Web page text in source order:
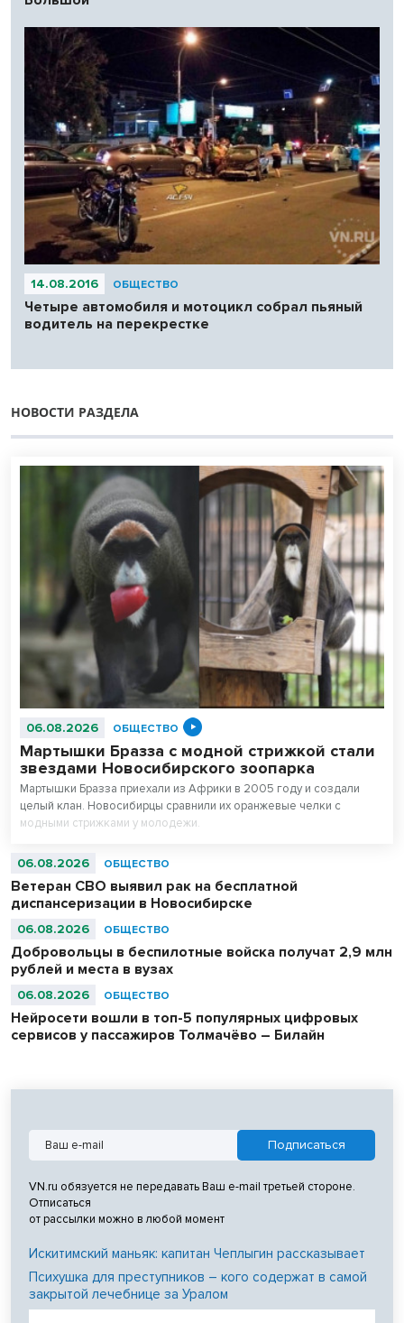
14.08.2016 ОБЩЕСТВО
Четыре автомобиля и мотоцикл собрал пьяный
водитель на перекрестке
НОВОСТИ РАЗДЕЛА
06.08.2026 ОБЩЕСТВО
Мартышки Бразза с модной стрижкой стали
звездами Новосибирского зоопарка
Мартышки Бразза приехали из Африки в 2005 году и создали
целый клан. Новосибирцы сравнили их оранжевые челки с
модными стрижками у молодежи.
06.08.2026 ОБЩЕСТВО
Ветеран СВО выявил рак на бесплатной
диспансеризации в Новосибирске
06.08.2026 ОБЩЕСТВО
Добровольцы в беспилотные войска получат 2,9 млн
рублей и места в вузах
06.08.2026 ОБЩЕСТВО
Нейросети вошли в топ-5 популярных цифровых
сервисов у пассажиров Толмачёво – Билайн
VN.ru обязуется не передавать Ваш e-mail третьей стороне.
Отписаться
от рассылки можно в любой момент
Искитимский маньяк: капитан Чеплыгин рассказывает
Психушка для преступников – кого содержат в самой
закрытой лечебнице за Уралом